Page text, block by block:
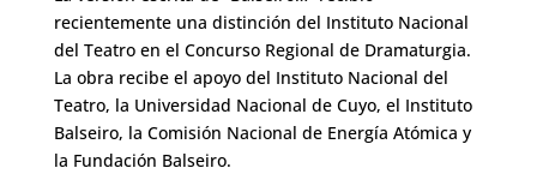
recientemente una distinción del Instituto Nacional
del Teatro en el Concurso Regional de Dramaturgia.
La obra recibe el apoyo del Instituto Nacional del
Teatro, la Universidad Nacional de Cuyo, el Instituto
Balseiro, la Comisión Nacional de Energía Atómica y
la Fundación Balseiro.